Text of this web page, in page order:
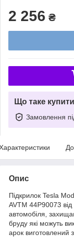
2 256 ₴
Що таке
Замовлення
Опис
Підкрилок Tesla
AVTM 44P90073
автомобіля,
бруду які можуть
арок виготовлений